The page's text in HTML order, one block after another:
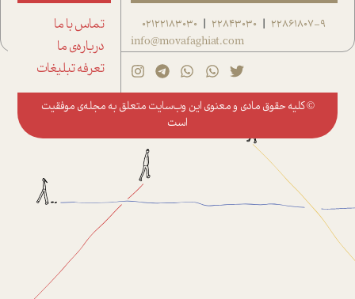
22861807-9
|
22843030
|
02122183030
info@movafaghiat.com
تماس با ما
درباره‌ی ما
تعرفه تبلیغات
© کلیه حقوق مادی و معنوی این وب‌سایت متعلق به مجله‌ی موفقیت
است